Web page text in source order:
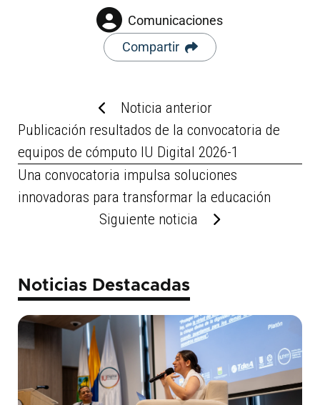
Comunicaciones
Compartir
Noticia anterior
Publicación resultados de la convocatoria de
equipos de cómputo IU Digital 2026-1
Una convocatoria impulsa soluciones
innovadoras para transformar la educación
Siguiente noticia
Noticias Destacadas